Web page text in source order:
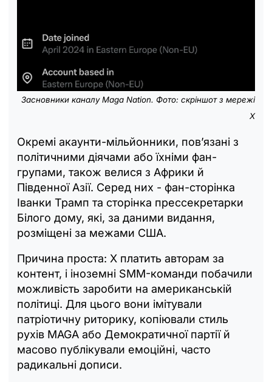
Засновники каналу Maga Nation. Фото: скріншот з мережі
X
Окремі акаунти-мільйонники, пов’язані з
політичними діячами або їхніми фан-
групами, також велися з Африки й
Південної Азії. Серед них - фан-сторінка
Іванки Трамп та сторінка прессекретарки
Білого дому, які, за даними видання,
розміщені за межами США.
Причина проста: X платить авторам за
контент, і іноземні SMM-команди побачили
можливість заробити на американській
політиці. Для цього вони імітували
патріотичну риторику, копіювали стиль
рухів MAGA або Демократичної партії й
масово публікували емоційні, часто
радикальні дописи.